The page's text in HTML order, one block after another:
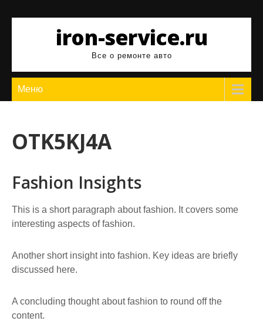
содержимомуiron-service.ru
Все о ремонте авто
Меню
OTK5KJ4A
Fashion Insights
This is a short paragraph about fashion. It covers some
interesting aspects of fashion.
Another short insight into fashion. Key ideas are briefly
discussed here.
A concluding thought about fashion to round off the
content.